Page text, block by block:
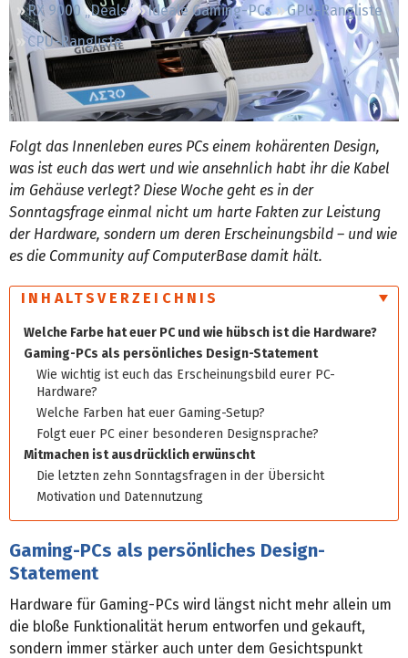
RX 9000 „Deals“
Ideale Gaming-PCs
GPU-Rangliste
CPU-Rangliste
Folgt das Innenleben eures PCs einem kohärenten Design,
was ist euch das wert und wie ansehnlich habt ihr die Kabel
im Gehäuse verlegt? Diese Woche geht es in der
Sonntagsfrage einmal nicht um harte Fakten zur Leistung
der Hardware, sondern um deren Erscheinungsbild – und wie
es die Community auf ComputerBase damit hält.
INHALTSVERZEICHNIS
Welche Farbe hat euer PC und wie hübsch ist die Hardware?
Gaming-PCs als persönliches Design-Statement
Wie wichtig ist euch das Erscheinungsbild eurer PC-
Hardware?
Welche Farben hat euer Gaming-Setup?
Folgt euer PC einer besonderen Designsprache?
Mitmachen ist ausdrücklich erwünscht
Die letzten zehn Sonntagsfragen in der Übersicht
Motivation und Datennutzung
Gaming-PCs als persönliches Design-
Statement
Hardware für Gaming-PCs wird längst nicht mehr allein um
die bloße Funktionalität herum entworfen und gekauft,
sondern immer stärker auch unter dem Gesichtspunkt